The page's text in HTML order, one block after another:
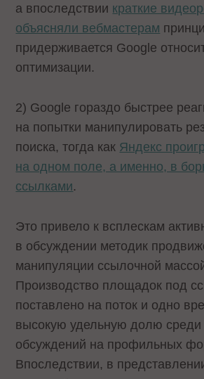
а впоследствии краткие
объясняли вебмастерам
придерживается Google
оптимизации.
2) Google гораздо быстрее
на попытки манипулировать
поиска, тогда как Яндекс
на одном поле, а именно, в
ссылками.
Это привело к всплескам
в обсуждении методик
манипуляции ссылочной
Производство площадок под
поставлено на поток и одно
высокую удельную долю среди
обсуждений на профильных
Впоследствии, в